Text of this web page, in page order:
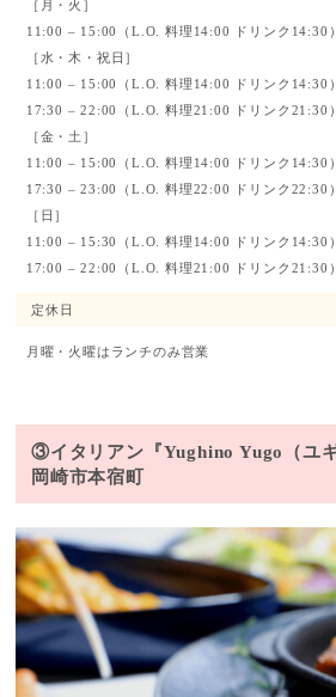
［月・火］
11:00 – 15:00（L.O. 料理14:00 ドリンク14:30）
［水・木・祝日］
11:00 – 15:00（L.O. 料理14:00 ドリンク14:30）
17:30 – 22:00（L.O. 料理21:00 ドリンク21:30）
［金・土］
11:00 – 15:00（L.O. 料理14:00 ドリンク14:30）
17:30 – 23:00（L.O. 料理22:00 ドリンク22:30）
［日］
11:00 – 15:30（L.O. 料理14:00 ドリンク14:30）
17:00 – 22:00（L.O. 料理21:00 ドリンク21:30）
定休日
月曜・火曜はランチのみ営業
③イタリアン『Yughino Yugo（ユ
岡崎市本宿町